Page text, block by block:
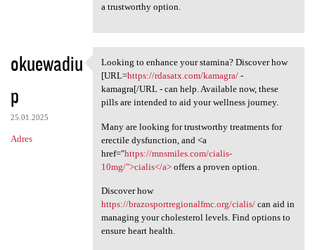
a trustworthy option.
okuewadiu
p
25.01.2025
Adres
Looking to enhance your
Looking to enhance your stamina? Discover how
[URL=https://rdasatx.com/kamagra/-
kamagra[/URL - can help. Available now, these
pills are intended to aid your wellness journey.
Many are looking for trustworthy treatments for
erectile dysfunction, and <a
href="https://mnsmiles.com/cialis-
10mg/">cialis</a>offers a proven option.
Discover how
https://brazosportregionalfmc.org/cialis/can aid in
managing your cholesterol levels. Find options to
ensure heart health.